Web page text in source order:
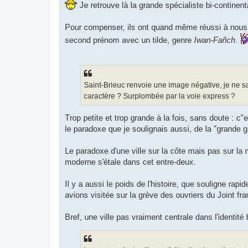
Je retrouve là la grande spécialiste bi-
Pour compenser, ils ont quand même réussi à
second prénom avec un tilde, genre Iwan-Fañch.
Saint-Brieuc renvoie une image négative, je ne
caractère ? Surplombée par la voie express ?
Trop petite et trop grande à la fois, sans doute :
le paradoxe que je soulignais aussi, de la "grande
Le paradoxe d'une ville sur la côte mais pas sur
moderne s'étale dans cet entre-deux.
Il y a aussi le poids de l'histoire, que souligne
avions visitée sur la grève des ouvriers du Joint
Bref, une ville pas vraiment centrale dans l'identité